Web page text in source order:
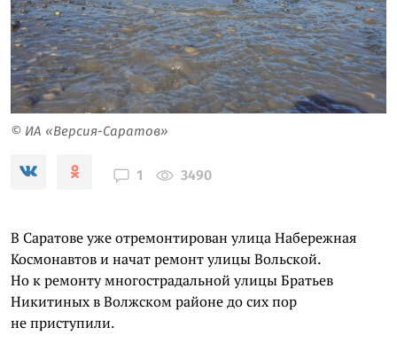
© ИА «Версия-Саратов»
1 3490
В Саратове уже отремонтирован улица Набережная
Космонавтов и начат ремонт улицы Вольской.
Но к ремонту многострадальной улицы Братьев
Никитиных в Волжском районе до сих пор
не приступили.